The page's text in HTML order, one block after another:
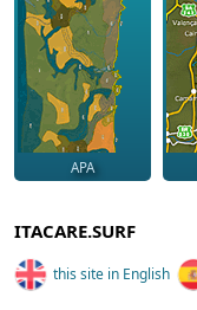
APA
ITACARE.SURF
this site in English